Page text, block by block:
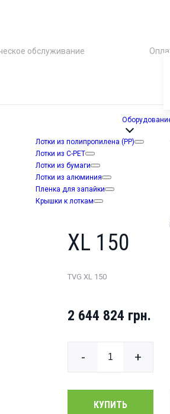
обслуживание
Лотки из полипропилена (PP)
Лотки из C-PET
Лотки из бумаги
Лотки из алюминия
Пленка для запайки
Крышки к лоткам
XL 150
TVG XL 150
2 644 824 грн.
- +
КУПИТЬ